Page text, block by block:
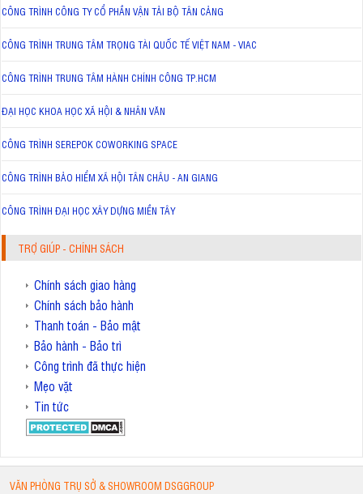
CÔNG TRÌNH CÔNG TY CỔ PHẦN VẬN TẢI BỘ TÂN CẢNG
CÔNG TRÌNH TRUNG TÂM TRỌNG TÀI QUỐC TẾ VIỆT NAM - VIAC
CÔNG TRÌNH TRUNG TÂM HÀNH CHÍNH CÔNG TP.HCM
ĐẠI HỌC KHOA HỌC XÃ HỘI & NHÂN VĂN
CÔNG TRÌNH SEREPOK COWORKING SPACE
CÔNG TRÌNH BẢO HIỂM XÃ HỘI TÂN CHÂU - AN GIANG
CÔNG TRÌNH ĐẠI HỌC XÂY DỰNG MIỀN TÂY
TRỢ GIÚP - CHÍNH SÁCH
Chính sách giao hàng
Chính sách bảo hành
Thanh toán - Bảo mật
Bảo hành - Bảo trì
Công trình đã thực hiện
Mẹo vặt
Tin tức
VĂN PHÒNG TRỤ SỞ & SHOWROOM DSGGROUP